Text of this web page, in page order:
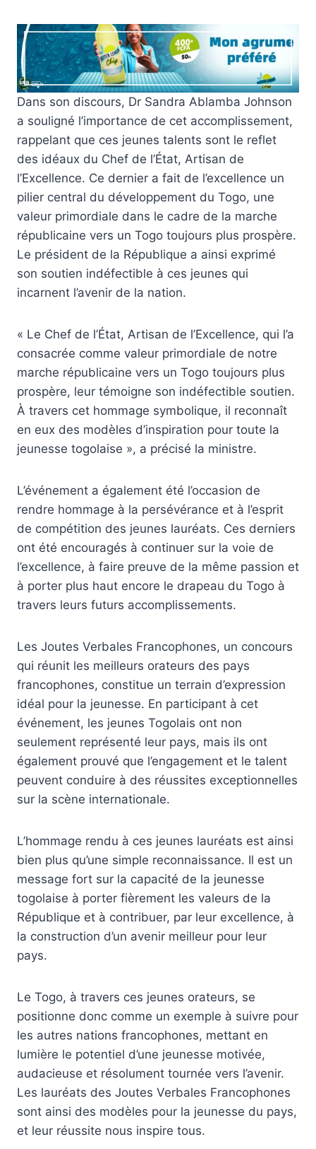
Dans son discours, Dr Sandra Ablamba Johnson
a souligné l’importance de cet accomplissement,
rappelant que ces jeunes talents sont le reflet
des idéaux du Chef de l’État, Artisan de
l’Excellence. Ce dernier a fait de l’excellence un
pilier central du développement du Togo, une
valeur primordiale dans le cadre de la marche
républicaine vers un Togo toujours plus prospère.
Le président de la République a ainsi exprimé
son soutien indéfectible à ces jeunes qui
incarnent l’avenir de la nation.
« Le Chef de l’État, Artisan de l’Excellence, qui l’a
consacrée comme valeur primordiale de notre
marche républicaine vers un Togo toujours plus
prospère, leur témoigne son indéfectible soutien.
À travers cet hommage symbolique, il reconnaît
en eux des modèles d’inspiration pour toute la
jeunesse togolaise », a précisé la ministre.
L’événement a également été l’occasion de
rendre hommage à la persévérance et à l’esprit
de compétition des jeunes lauréats. Ces derniers
ont été encouragés à continuer sur la voie de
l’excellence, à faire preuve de la même passion et
à porter plus haut encore le drapeau du Togo à
travers leurs futurs accomplissements.
Les Joutes Verbales Francophones, un concours
qui réunit les meilleurs orateurs des pays
francophones, constitue un terrain d’expression
idéal pour la jeunesse. En participant à cet
événement, les jeunes Togolais ont non
seulement représenté leur pays, mais ils ont
également prouvé que l’engagement et le talent
peuvent conduire à des réussites exceptionnelles
sur la scène internationale.
L’hommage rendu à ces jeunes lauréats est ainsi
bien plus qu’une simple reconnaissance. Il est un
message fort sur la capacité de la jeunesse
togolaise à porter fièrement les valeurs de la
République et à contribuer, par leur excellence, à
la construction d’un avenir meilleur pour leur
pays.
Le Togo, à travers ces jeunes orateurs, se
positionne donc comme un exemple à suivre pour
les autres nations francophones, mettant en
lumière le potentiel d’une jeunesse motivée,
audacieuse et résolument tournée vers l’avenir.
Les lauréats des Joutes Verbales Francophones
sont ainsi des modèles pour la jeunesse du pays,
et leur réussite nous inspire tous.